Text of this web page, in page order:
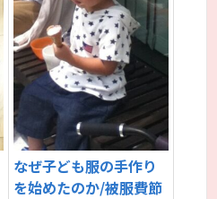
なぜ子ども服の手作り
を始めたのか/被服費節